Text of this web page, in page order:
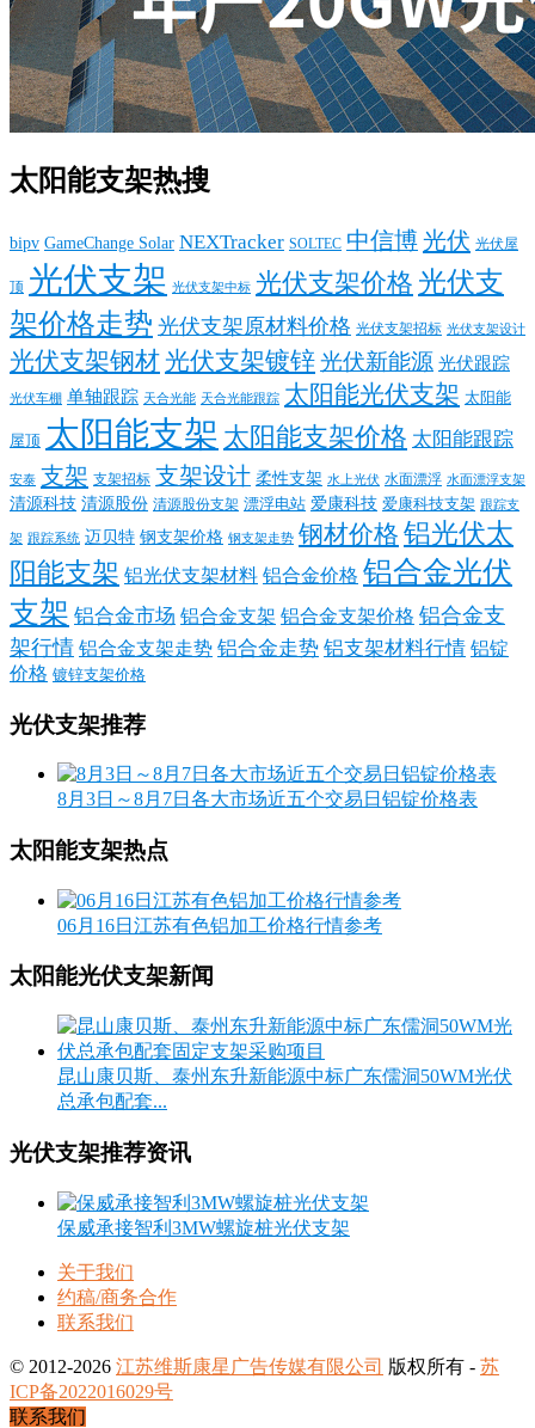
太阳能支架热搜
bipv GameChange Solar NEXTracker SOLTEC 中信博光伏 光伏屋
顶 光伏支架 光伏支架中标 光伏支架价格 光伏支
架价格走势 光伏支架原材料价格 光伏支架招标 光伏支架设计
光伏支架钢材光伏支架镀锌光伏新能源 光伏跟踪
光伏车棚 单轴跟踪 天合光能 天合光能跟踪 太阳能光伏支架 太阳能
屋顶 太阳能支架 太阳能支架价格 太阳能跟踪
安泰 支架 支架招标 支架设计 柔性支架 水上光伏 水面漂浮 水面漂浮支架
清源科技 清源股份 清源股份支架 漂浮电站 爱康科技 爱康科技支架 跟踪支
架 跟踪系统 迈贝特 钢支架价格 钢支架走势 钢材价格 铝光伏太
阳能支架 铝光伏支架材料 铝合金价格 铝合金光伏
支架 铝合金市场 铝合金支架 铝合金支架价格 铝合金支
架行情 铝合金支架走势 铝合金走势 铝支架材料行情 铝锭
价格 镀锌支架价格
光伏支架推荐
8月3日～8月7日各大市场近五个交易日铝锭价格表
太阳能支架热点
06月16日江苏有色铝加工价格行情参考
太阳能光伏支架新闻
昆山康贝斯、泰州东升新能源中标广东儒洞50WM光伏
总承包配套...
光伏支架推荐资讯
保威承接智利3MW螺旋桩光伏支架
关于我们
约稿/商务合作
联系我们
© 2012-2026 江苏维斯康星广告传媒有限公司 版权所有 - 苏
ICP备2022016029号
联系我们